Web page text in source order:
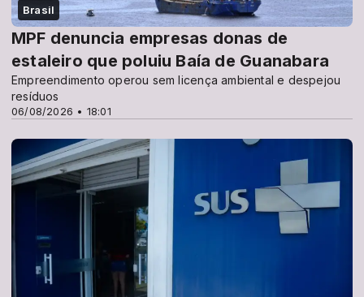
Brasil
06/08/2026 • 18:01
MPF denuncia empresas donas de
estaleiro que poluiu Baía de Guanabara
Empreendimento operou sem licença ambiental e despejou
resíduos